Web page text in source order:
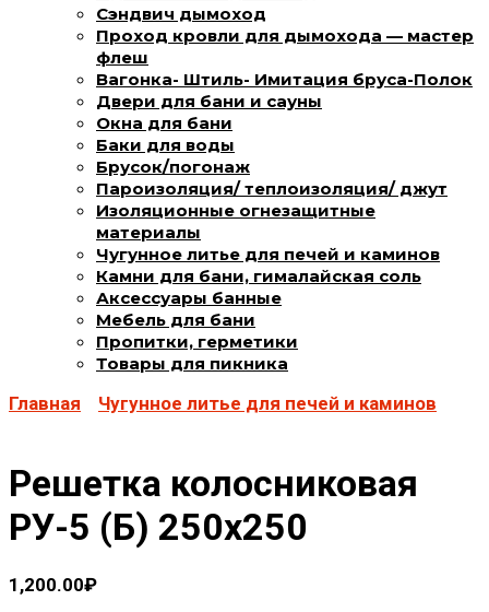
Сэндвич дымоход
Проход кровли для дымохода — мастер
флеш
Вагонка- Штиль- Имитация бруса-Полок
Двери для бани и сауны
Окна для бани
Баки для воды
Брусок/погонаж
Пароизоляция/ теплоизоляция/ джут
Изоляционные огнезащитные
материалы
Чугунное литье для печей и каминов
Камни для бани, гималайская соль
Аксессуары банные
Мебель для бани
Пропитки, герметики
Товары для пикника
Главная Чугунное литье для печей и каминов
Решетка колосниковая
РУ-5 (Б) 250х250
1,200.00₽